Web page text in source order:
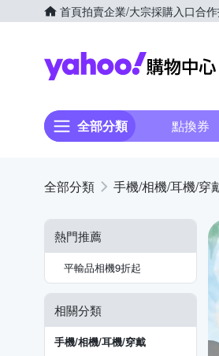
首頁拍賣企業/大宗採購入口合
全部分類 點換券
手機/相機/耳機/穿
熱門推薦
平輸品相機9折起
相關分類
手機/相機/耳機/穿戴